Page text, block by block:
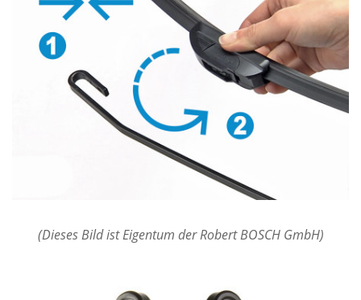
(Dieses Bild ist Eigentum der Robert BOSCH GmbH)